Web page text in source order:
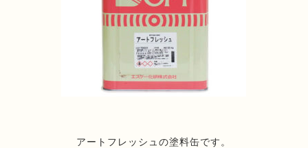
アートフレッシュの塗料缶です。